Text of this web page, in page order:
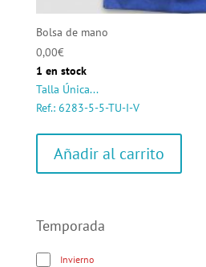
Bolsa de mano
0,00€
1 en stock
Talla Única...
Ref.: 6283-5-5-TU-I-V
Añadir al carrito
Temporada
Invierno